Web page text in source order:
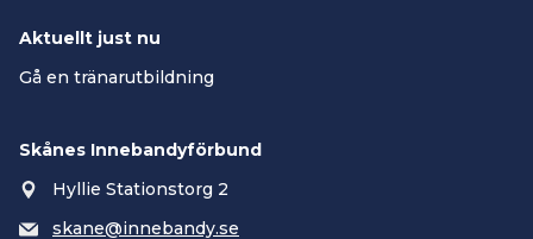
Aktuellt just nu
Gå en tränarutbildning
Skånes Innebandyförbund
Hyllie Stationstorg 2
skane@innebandy.se